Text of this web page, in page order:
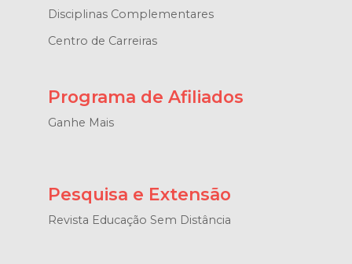
Disciplinas Complementares
Centro de Carreiras
Programa de Afiliados
Ganhe Mais
Pesquisa e Extensão
Revista Educação Sem Distância